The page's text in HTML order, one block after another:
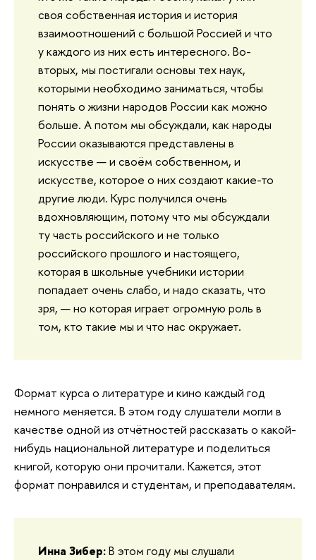
своя собственная история и история
взаимоотношений с большой Россией и что
у каждого из них есть интересного. Во-
вторых, мы постигали основы тех наук,
которыми необходимо заниматься, чтобы
понять о жизни народов России как можно
больше. А потом мы обсуждали, как народы
России оказываются представлены в
искусстве — и своём собственном, и
искусстве, которое о них создают какие-то
другие люди. Курс получился очень
вдохновляющим, потому что мы обсуждали
ту часть российского и не только
российского прошлого и настоящего,
которая в школьные учебники истории
попадает очень слабо, и надо сказать, что
зря, — но которая играет огромную роль в
том, кто такие мы и что нас окружает.
Формат курса о литературе и кино каждый год
немного меняется. В этом году слушатели могли в
качестве одной из отчётностей рассказать о какой-
нибудь национальной литературе и поделиться
книгой, которую они прочитали. Кажется, этот
формат понравился и студентам, и преподавателям.
Инна Зибер:В этом году мы слушали